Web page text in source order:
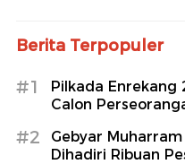
Berita Terpopuler
#1
Pilkada Enrekang
Calon
#2
Gebyar
Dihadiri Ribuan